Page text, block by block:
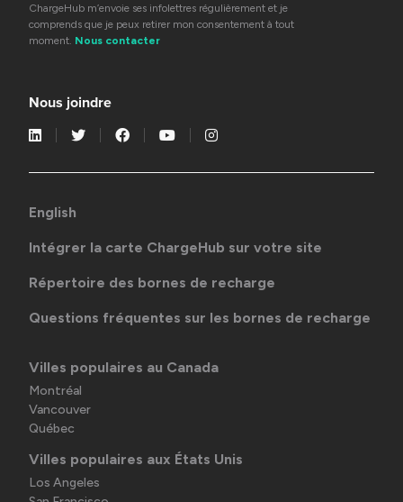
ChargeHub m’envoie ses infolettres régulièrement et je
comprends que je peux retirer mon consentement à tout
moment. Nous contacter
Nous joindre
English
Intégrer la carte ChargeHub sur votre site
Répertoire des bornes de recharge
Questions fréquentes sur les bornes de recharge
Villes populaires au Canada
Montréal
Vancouver
Québec
Villes populaires aux États Unis
Los Angeles